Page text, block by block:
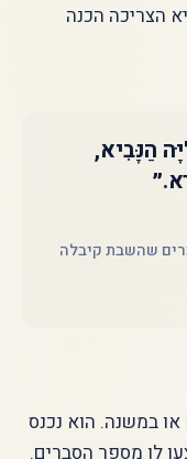
הצריכה הכנה
הַנָּבִיא,
שהשבת קיבלה
במשנה. הוא נכנס
לו מספר הסברים.